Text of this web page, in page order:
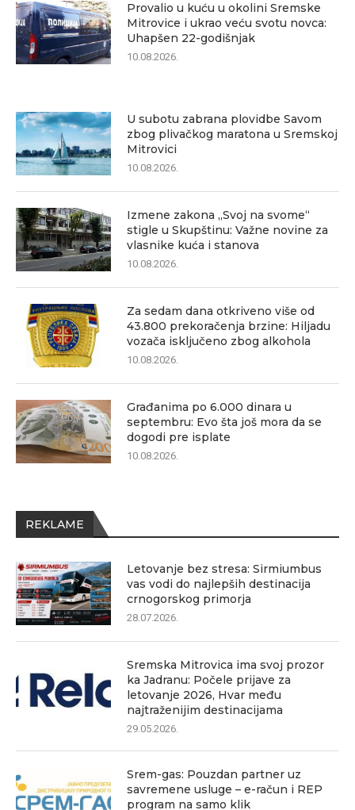
Provalio u kuću u okolini Sremske
Mitrovice i ukrao veću svotu novca:
Uhapšen 22-godišnjak
10.08.2026.
U subotu zabrana plovidbe Savom
zbog plivačkog maratona u Sremskoj
Mitrovici
10.08.2026.
Izmene zakona „Svoj na svome“
stigle u Skupštinu: Važne novine za
vlasnike kuća i stanova
10.08.2026.
Za sedam dana otkriveno više od
43.800 prekoračenja brzine: Hiljadu
vozača isključeno zbog alkohola
10.08.2026.
Građanima po 6.000 dinara u
septembru: Evo šta još mora da se
dogodi pre isplate
10.08.2026.
REKLAME
Letovanje bez stresa: Sirmiumbus
vas vodi do najlepših destinacija
crnogorskog primorja
28.07.2026.
Sremska Mitrovica ima svoj prozor
ka Jadranu: Počele prijave za
letovanje 2026, Hvar među
najtraženijim destinacijama
29.05.2026.
Srem-gas: Pouzdan partner uz
savremene usluge – e-račun i REP
program na samo klik